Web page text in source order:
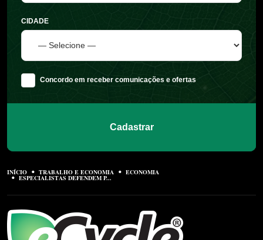
CIDADE
Concordo em receber comunicações e ofertas
Cadastrar
INÍCIO TRABALHO E ECONOMIA ECONOMIA
ESPECIALISTAS DEFENDEM P...